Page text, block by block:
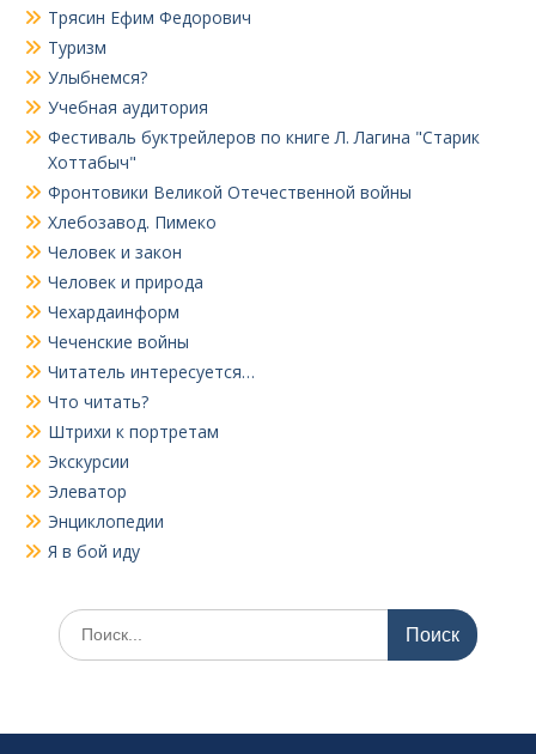
Трясин Ефим Федорович
Туризм
Улыбнемся?
Учебная аудитория
Фестиваль буктрейлеров по книге Л. Лагина "Старик
Хоттабыч"
Фронтовики Великой Отечественной войны
Хлебозавод. Пимеко
Человек и закон
Человек и природа
Чехардаинформ
Чеченские войны
Читатель интересуется…
Что читать?
Штрихи к портретам
Экскурсии
Элеватор
Энциклопедии
Я в бой иду
Поиск
по: